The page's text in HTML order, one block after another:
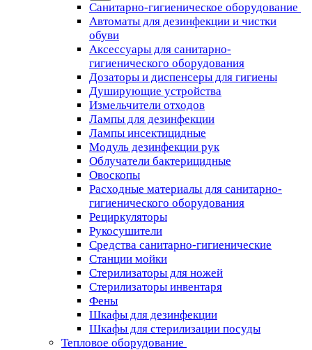
Санитарно-гигиеническое оборудование
Автоматы для дезинфекции и чистки
обуви
Аксессуары для санитарно-
гигиенического оборудования
Дозаторы и диспенсеры для гигиены
Душирующие устройства
Измельчители отходов
Лампы для дезинфекции
Лампы инсектицидные
Модуль дезинфекции рук
Облучатели бактерицидные
Овоскопы
Расходные материалы для санитарно-
гигиенического оборудования
Рециркуляторы
Рукосушители
Средства санитарно-гигиенические
Станции мойки
Стерилизаторы для ножей
Стерилизаторы инвентаря
Фены
Шкафы для дезинфекции
Шкафы для стерилизации посуды
Тепловое оборудование